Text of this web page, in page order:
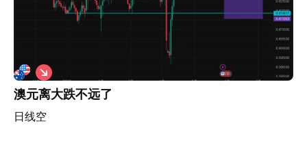
澳元离大跌不远了
日线空
做
空